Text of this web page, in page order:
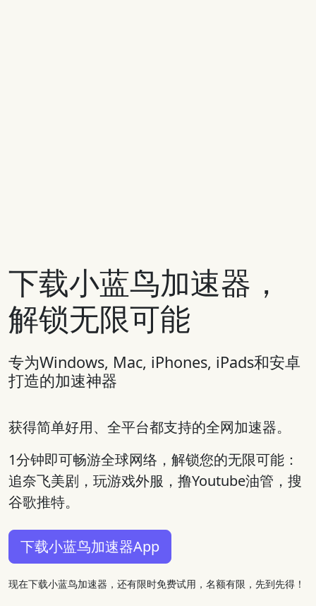
下载小蓝鸟加速器，
解锁无限可能
专为Windows, Mac, iPhones, iPads和安卓
打造的加速神器
获得简单好用、全平台都支持的全网加速器。
1分钟即可畅游全球网络，解锁您的无限可能：
追奈飞美剧，玩游戏外服，撸Youtube油管，搜
谷歌推特。
下载小蓝鸟加速器App
现在下载小蓝鸟加速器，还有限时免费试用，名额有限，先到先得！